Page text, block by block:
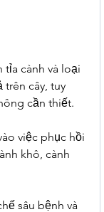
cành và loại
cây, tuy
cần thiết.
việc phục hồi
khô, cành
sâu bệnh và